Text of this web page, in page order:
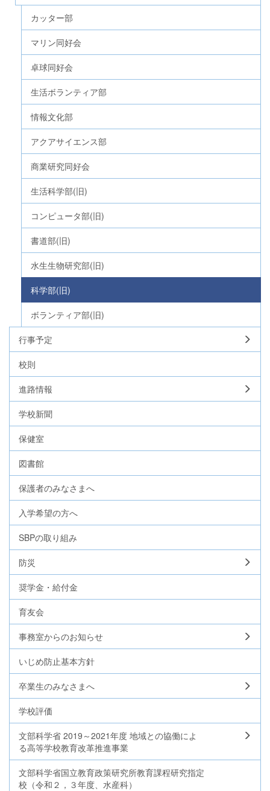
カッター部
マリン同好会
卓球同好会
生活ボランティア部
情報文化部
アクアサイエンス部
商業研究同好会
生活科学部(旧)
コンピュータ部(旧)
書道部(旧)
水生生物研究部(旧)
科学部(旧)
ボランティア部(旧)
行事予定
校則
進路情報
学校新聞
保健室
図書館
保護者のみなさまへ
入学希望の方へ
SBPの取り組み
防災
奨学金・給付金
育友会
事務室からのお知らせ
いじめ防止基本方針
卒業生のみなさまへ
学校評価
文部科学省 2019～2021年度 地域との協働によ
る高等学校教育改革推進事業
文部科学省国立教育政策研究所教育課程研究指定
校（令和２，３年度、水産科）